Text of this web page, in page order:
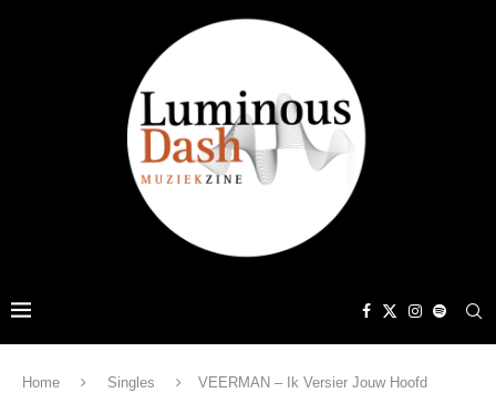
Home Singles VEERMAN – Ik Versier Jouw Hoofd